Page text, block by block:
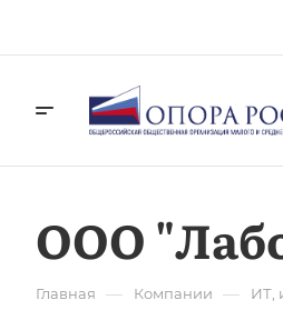
ООО
Главная — Компании — ИТ,